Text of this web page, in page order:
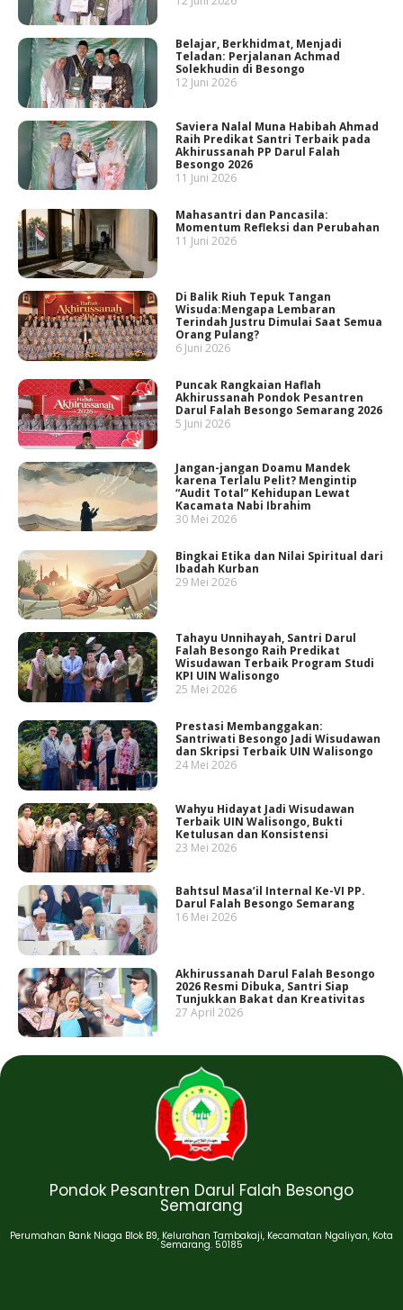
Belajar, Berkhidmat, Menjadi
Teladan: Perjalanan Achmad
Solekhudin di Besongo
12 Juni 2026
Saviera Nalal Muna Habibah Ahmad
Raih Predikat Santri Terbaik pada
Akhirussanah PP Darul Falah
Besongo 2026
11 Juni 2026
Mahasantri dan Pancasila:
Momentum Refleksi dan Perubahan
11 Juni 2026
Di Balik Riuh Tepuk Tangan
Wisuda:Mengapa Lembaran
Terindah Justru Dimulai Saat Semua
Orang Pulang?
6 Juni 2026
Puncak Rangkaian Haflah
Akhirussanah Pondok Pesantren
Darul Falah Besongo Semarang 2026
5 Juni 2026
Jangan-jangan Doamu Mandek
karena Terlalu Pelit? Mengintip
“Audit Total” Kehidupan Lewat
Kacamata Nabi Ibrahim
30 Mei 2026
Bingkai Etika dan Nilai Spiritual dari
Ibadah Kurban
29 Mei 2026
Tahayu Unnihayah, Santri Darul
Falah Besongo Raih Predikat
Wisudawan Terbaik Program Studi
KPI UIN Walisongo
25 Mei 2026
Prestasi Membanggakan:
Santriwati Besongo Jadi Wisudawan
dan Skripsi Terbaik UIN Walisongo
24 Mei 2026
Wahyu Hidayat Jadi Wisudawan
Terbaik UIN Walisongo, Bukti
Ketulusan dan Konsistensi
23 Mei 2026
Bahtsul Masa’il Internal Ke-VI PP.
Darul Falah Besongo Semarang
16 Mei 2026
Akhirussanah Darul Falah Besongo
2026 Resmi Dibuka, Santri Siap
Tunjukkan Bakat dan Kreativitas
27 April 2026
Pondok Pesantren Darul Falah Besongo
Semarang
Perumahan Bank Niaga Blok B9, Kelurahan Tambakaji, Kecamatan Ngaliyan, Kota
Semarang. 50185